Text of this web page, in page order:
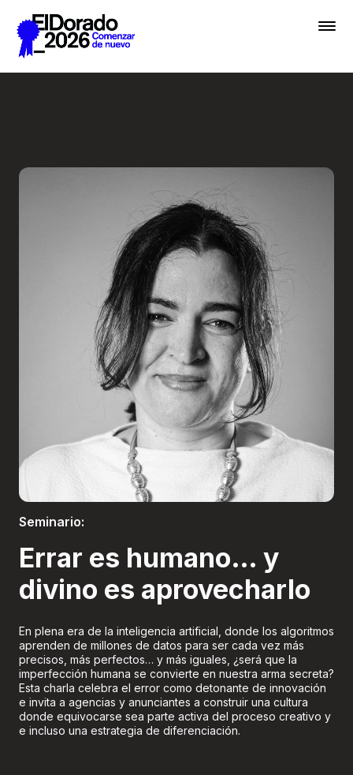
Saltar al contenido principal
Inscribir
Boletería
Seminario:
Errar es humano… y
divino es aprovecharlo
En plena era de la inteligencia artificial, donde los algoritmos
aprenden de millones de datos para ser cada vez más
precisos, más perfectos… y más iguales, ¿será que la
imperfección humana se convierte en nuestra arma secreta?
Esta charla celebra el error como detonante de innovación
e invita a agencias y anunciantes a construir una cultura
donde equivocarse sea parte activa del proceso creativo y
e incluso una estrategia de diferenciación.